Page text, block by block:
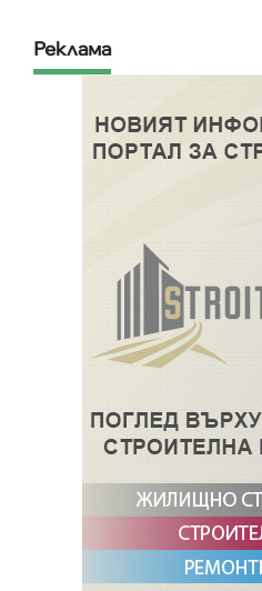
Реклама